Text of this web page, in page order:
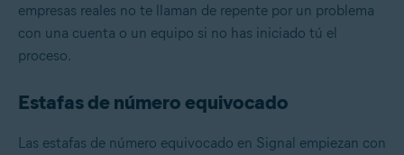
empresas reales no te llaman de repente por un problema
con una cuenta o un equipo si no has iniciado tú el
proceso.
Estafas de número equivocado
Las estafas de número equivocado en Signal empiezan con